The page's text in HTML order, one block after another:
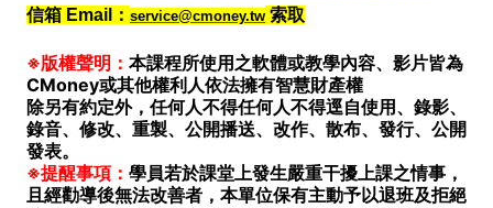
信箱 Email： service@cmoney.tw 索取
※版權聲明： 本課程所使用之軟體或教學內容、影片皆為
CMoney或其他權利人依法擁有智慧財產權
除另有約定外，任何人不得任何人不得逕自使用、錄影、
錄音、修改、重製、公開播送、改作、散布、發行、公開
發表。
※提醒事項： 學員若於課堂上發生嚴重干擾上課之情事，
且經勸導後無法改善者，本單位保有主動予以退班及拒絕